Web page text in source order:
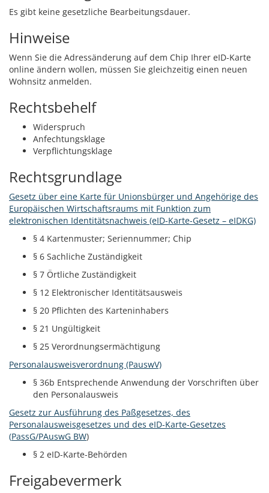
Es gibt keine gesetzliche Bearbeitungsdauer.
Hinweise
Wenn Sie die Adressänderung auf dem Chip Ihrer eID-Karte
online ändern wollen, müssen Sie gleichzeitig einen neuen
Wohnsitz anmelden.
Rechtsbehelf
Widerspruch
Anfechtungsklage
Verpflichtungsklage
Rechtsgrundlage
Gesetz über eine Karte für Unionsbürger und Angehörige des
Europäischen Wirtschaftsraums mit Funktion zum
elektronischen Identitätsnachweis (eID-Karte-Gesetz – eIDKG)
§ 4 Kartenmuster; Seriennummer; Chip
§ 6 Sachliche Zuständigkeit
§ 7 Örtliche Zuständigkeit
§ 12 Elektronischer Identitätsausweis
§ 20 Pflichten des Karteninhabers
§ 21 Ungültigkeit
§ 25 Verordnungsermächtigung
Personalausweisverordnung (PauswV)
§ 36b Entsprechende Anwendung der Vorschriften über
den Personalausweis
Gesetz zur Ausführung des Paßgesetzes, des
Personalausweisgesetzes und des eID-Karte-Gesetzes
(PassG/PAuswG BW)
§ 2 eID-Karte-Behörden
Freigabevermerk